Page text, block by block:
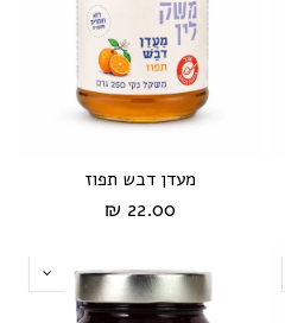
מעדן דבש תפוז
22.00 ₪